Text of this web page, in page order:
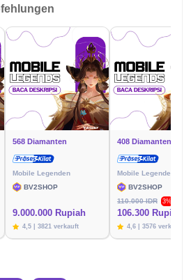
568 Diamanten
Mobile Legenden
BV2SHOP
9.000.000 Rupiah
4,5 | 3821 verkauft
408 Diamanten
Mobile Legenden
BV2SHOP
110.000 IDR
3%
106.300 Rupien
4,6 | 3576 verkauft